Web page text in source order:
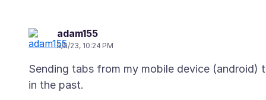
adam155
5/5/23, 10:24 PM
Sending tabs from my mobile device